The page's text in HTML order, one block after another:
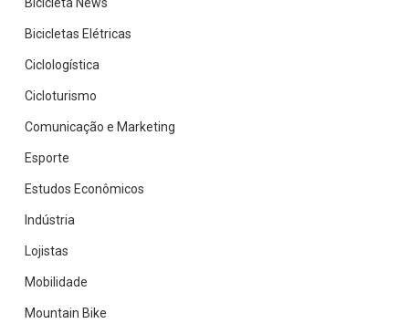
Bicicletas Elétricas
Ciclologística
Cicloturismo
Comunicação e Marketing
Esporte
Estudos Econômicos
Indústria
Lojistas
Mobilidade
Mountain Bike